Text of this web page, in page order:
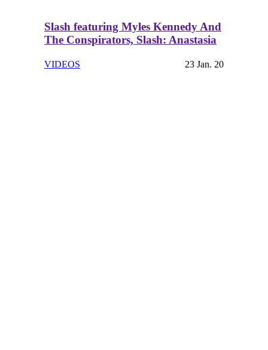
Slash featuring Myles Kennedy And
The Conspirators, Slash: Anastasia
VIDEOS 23 Jan. 20